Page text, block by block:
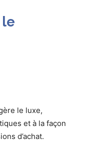
le luxe,
et à la façon
d’achat.